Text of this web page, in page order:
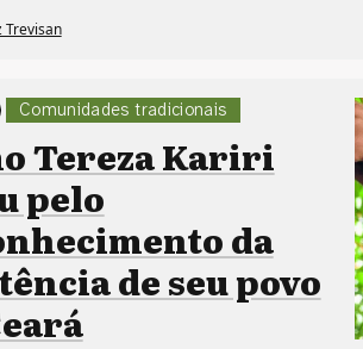
Trevisan
Comunidades tradicionais
Tereza Kariri
pelo
da
de seu povo